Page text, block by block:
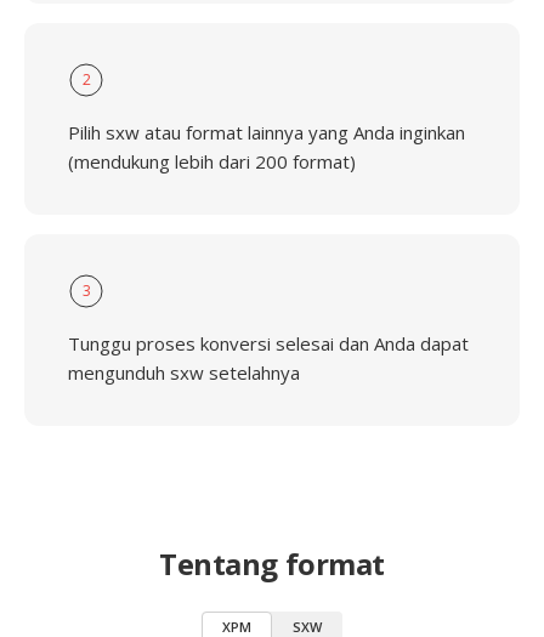
2
Pilih sxw atau format lainnya yang Anda inginkan
(mendukung lebih dari 200 format)
3
Tunggu proses konversi selesai dan Anda dapat
mengunduh sxw setelahnya
Tentang format
XPM SXW